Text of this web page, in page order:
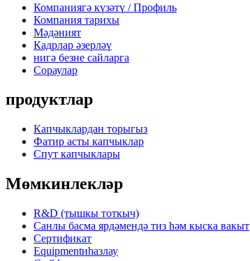
Компаниягә күзәтү / Профиль
Компания тарихы
Мәдәният
Кадрлар әзерләү
нигә безне сайларга
Сораулар
продуктлар
Капчыклардан торыгыз
Фатир асты капчыклар
Спут капчыклары
Мөмкинлекләр
R&D (тышкы тоткыч)
Санлы басма ярдәмендә тиз һәм кыска вакыт
Сертификат
Equipmentиһазлау